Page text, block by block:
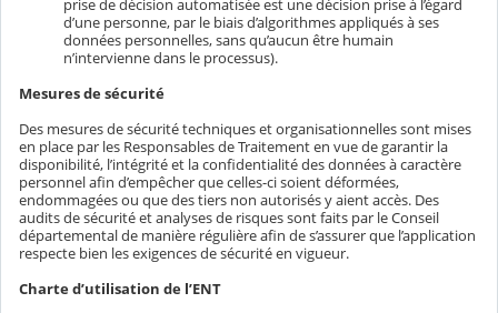
prise de décision automatisée est une décision prise à l’égard
d’une personne, par le biais d’algorithmes appliqués à ses
données personnelles, sans qu’aucun être humain
n’intervienne dans le processus).
Mesures de sécurité
Des mesures de sécurité techniques et organisationnelles sont mises
en place par les Responsables de Traitement en vue de garantir la
disponibilité, l’intégrité et la confidentialité des données à caractère
personnel afin d’empêcher que celles-ci soient déformées,
endommagées ou que des tiers non autorisés y aient accès. Des
audits de sécurité et analyses de risques sont faits par le Conseil
départemental de manière régulière afin de s’assurer que l’application
respecte bien les exigences de sécurité en vigueur.
Charte d’utilisation de l’ENT